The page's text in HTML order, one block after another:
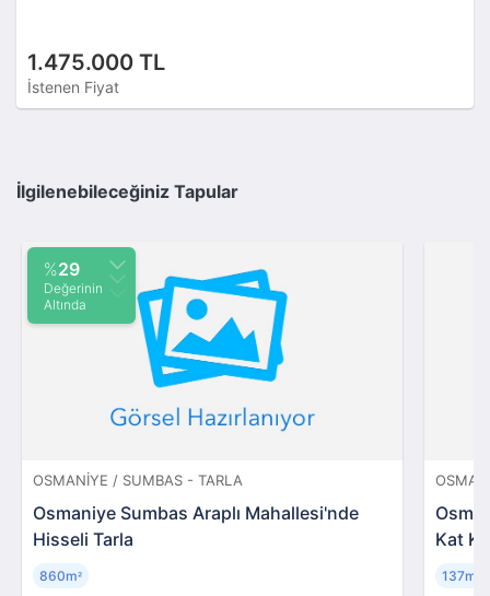
1.475.000 TL
İstenen Fiyat
İlgilenebileceğiniz Tapular
%29
Değerinin
Altında
OSMANIYE / SUMBAS - TARLA
Osmaniye Sumbas Araplı Mahallesi'nde
Hisseli Tarla
860m²
Kat
137m